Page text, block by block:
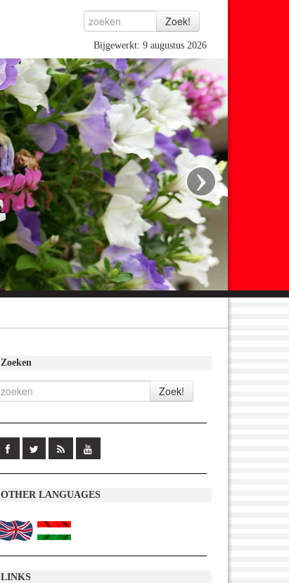
Bijgewerkt: 9 augustus 2026
›
Zoeken
OTHER LANGUAGES
LINKS